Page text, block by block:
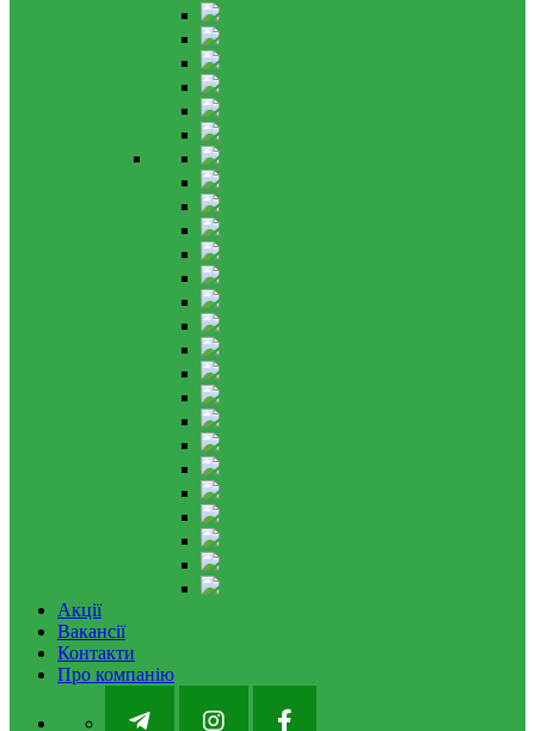
Акції
Вакансії
Контакти
Про компанію